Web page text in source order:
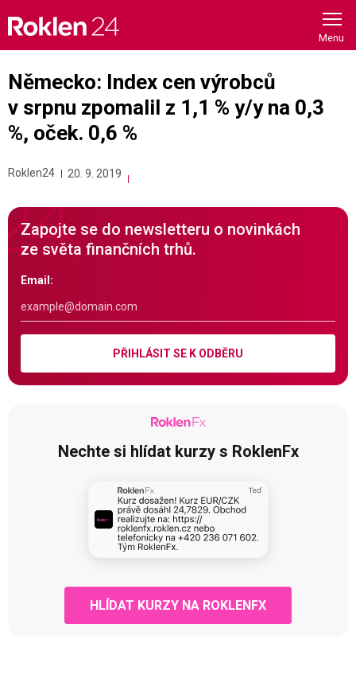
content
Německo: Index cen výrobců
v srpnu zpomalil z 1,1 % y/y na 0,3
%, oček. 0,6 %
Roklen24 20. 9. 2019
Zapojte se do newsletteru o novinkách
ze světa finančních trhů.
Email:
PŘIHLÁSIT SE K ODBĚRU
Nechte si hlídat kurzy s RoklenFx
HLÍDAT KURZY NA ROKLENFX